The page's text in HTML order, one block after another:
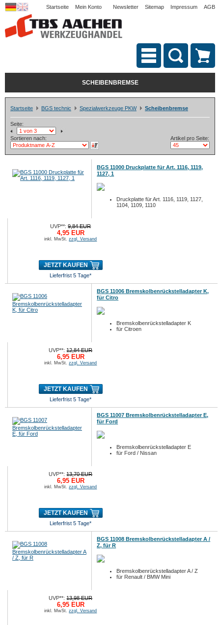
Startseite Mein Konto Newsletter Sitemap Impressum AGB
SCHEIBENBREMSE
Startseite BGS technic Spezialwerkzeuge PKW Scheibenbremse
Seite:
Sortieren nach: Artikel pro Seite:
BGS 11000 Druckplatte für Art. 1116, 1119,
1127, 1
Druckplatte für Art. 1116, 1119, 1127,
1104, 1109, 1110
UVP**:9,84 EUR
4,95 EUR
inkl. MwSt.zzgl. Versand
JETZT KAUFEN
Lieferfrist 5 Tage*
BGS 11006 Bremskolbenrückstelladapter K,
für Citro
Bremskolbenrückstelladapter K
für Citroen
UVP**:12,84 EUR
6,95 EUR
inkl. MwSt.zzgl. Versand
JETZT KAUFEN
Lieferfrist 5 Tage*
BGS 11007 Bremskolbenrückstelladapter E,
für Ford
Bremskolbenrückstelladapter E
für Ford / Nissan
UVP**:13,70 EUR
6,95 EUR
inkl. MwSt.zzgl. Versand
JETZT KAUFEN
Lieferfrist 5 Tage*
BGS 11008 Bremskolbenrückstelladapter A /
Z, für R
Bremskolbenrückstelladapter A / Z
für Renault / BMW Mini
UVP**:13,98 EUR
6,95 EUR
inkl. MwSt.zzgl. Versand